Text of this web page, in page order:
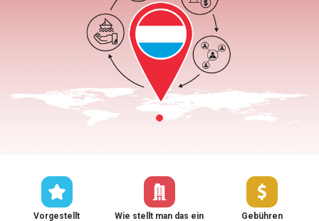
Vorgestellt Wie stellt man das ein Gebühren